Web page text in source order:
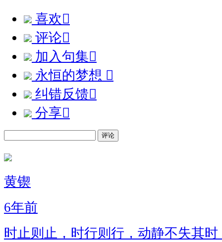
喜欢
评论
加入句集
永恒的梦想 
纠错反馈
分享
评论
黄锲
6年前
时止则止，时行则行，动静不失其